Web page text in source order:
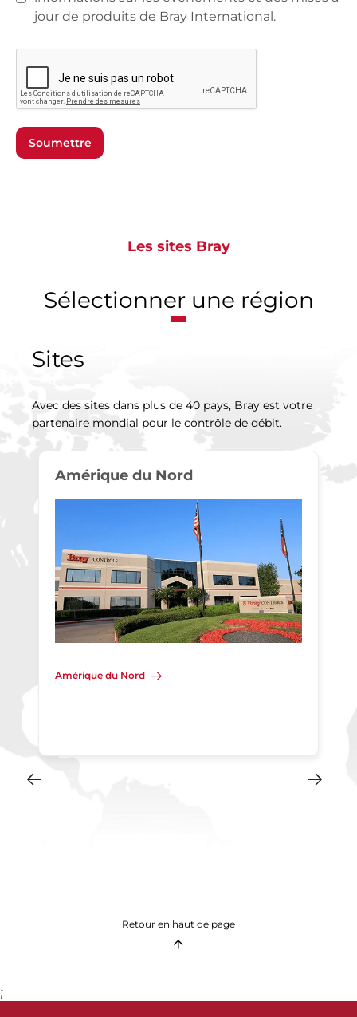
jour de produits de Bray International.
Soumettre
Les sites Bray
Sélectionner une région
Sites
Avec des sites dans plus de 40 pays, Bray est votre
partenaire mondial pour le contrôle de débit.
Amérique du Nord
Amérique du Nord
Retour en haut de page
;